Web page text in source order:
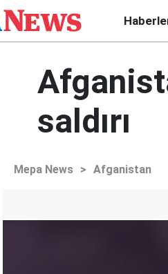
saldırı
Mepa News > Afganistan